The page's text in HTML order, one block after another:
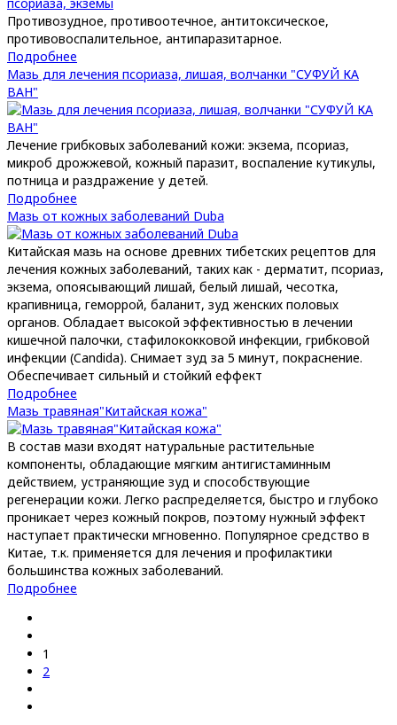
Противозудное, противоотечное, антитоксическое,
противовоспалительное, антипаразитарное.
Подробнее
Мазь для лечения псориаза, лишая, волчанки "СУФУЙ КА
ВАН"
Лечение грибковых заболеваний кожи: экзема, псориаз,
микроб дрожжевой, кожный паразит, воспаление кутикулы,
потница и раздражение у детей.
Подробнее
Мазь от кожных заболеваний Duba
Китайская мазь на основе древних тибетских рецептов для
лечения кожных заболеваний, таких как - дерматит, псориаз,
экзема, опоясывающий лишай, белый лишай, чесотка,
крапивница, геморрой, баланит, зуд женских половых
органов. Обладает высокой эффективностью в лечении
кишечной палочки, стафилококковой инфекции, грибковой
инфекции (Candida). Снимает зуд за 5 минут, покраснение.
Обеспечивает сильный и стойкий еффект
Подробнее
Мазь травяная"Китайская кожа"
В состав мази входят натуральные растительные
компоненты, обладающие мягким антигистаминным
действием, устраняющие зуд и способствующие
регенерации кожи. Легко распределяется, быстро и глубоко
проникает через кожный покров, поэтому нужный эффект
наступает практически мгновенно. Популярное средство в
Китае, т.к. применяется для лечения и профилактики
большинства кожных заболеваний.
Подробнее
1
2